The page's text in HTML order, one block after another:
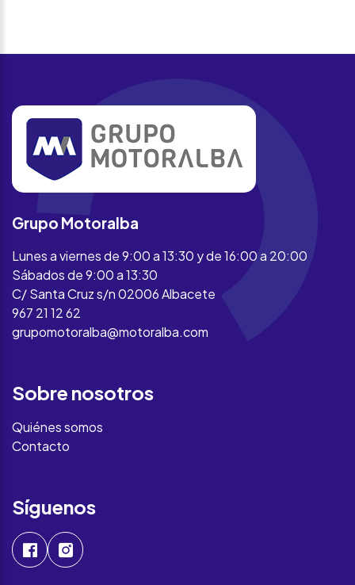
Grupo Motoralba
Lunes a viernes de 9:00 a 13:30 y de 16:00 a 20:00
Sábados de 9:00 a 13:30
C/ Santa Cruz s/n 02006 Albacete
967 21 12 62
grupomotoralba@motoralba.com
Sobre nosotros
Quiénes somos
Contacto
Síguenos